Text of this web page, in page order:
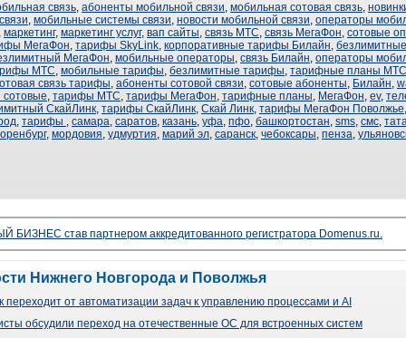
связь, абоненты мобильной связи, мобильная сотовая связь,
, мобильные системы связи, новости мобильной связи, операторы
маркетинг, маркетинг услуг, вап сайты, связь МТС, связь МегаФон, сотовые
МегаФон, тарифы SkyLink, корпоративные тарифы Билайн,
МегаФон, мобильные операторы, связь Билайн, операторы
МТС, мобильные тарифы, безлимитные тарифы, тарифные планы МТС
связь тарифы, абоненты сотовой связи, сотовые абоненты, Билайн,
, тарифы МТС, тарифы МегаФон, тарифные планы, МегаФон, ev,
СкайЛинк, тарифы СкайЛинк, Скай Линк, тарифы МегаФон Поволжье
, тарифы , самара, саратов, казань, уфа, пфо, башкортостан, sms, смс,
оренбург, мордовия, удмуртия, марий эл, саранск, чебоксары, пенза,
став партнером аккредитованного регистратора Domenus.ru.
Нижнего Новгорода и Поволжья
переходит от автоматизации задач к управлению процессами и AI
обсудили переход на отечественные ОС для встроенных систем